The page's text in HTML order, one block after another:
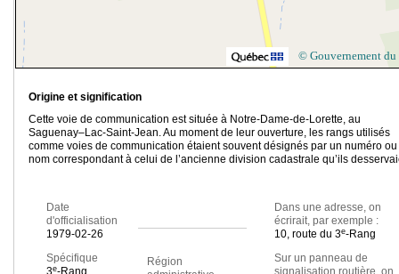
© Gouvernement du
Origine et signification
Cette voie de communication est située à Notre-Dame-de-Lorette, au
Saguenay–Lac-Saint-Jean. Au moment de leur ouverture, les rangs utilisés
comme voies de communication étaient souvent désignés par un numéro
nom correspondant à celui de l’ancienne division cadastrale qu’ils
Date
d'officialisation
1979-02-26
Spécifique
3e-Rang
Région
Dans une adresse, on
écrirait, par exemple :
10, route du 3e-Rang
Sur un panneau de
signalisation routière, on